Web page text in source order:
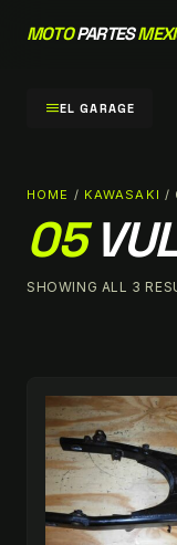
MOTOPARTES
menuEL GARAGE
HOME / KAWASAKI /
05
SHOWING ALL 3